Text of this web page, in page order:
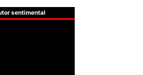
sentimental